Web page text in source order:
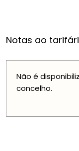
Notas ao
Não é
concelho.